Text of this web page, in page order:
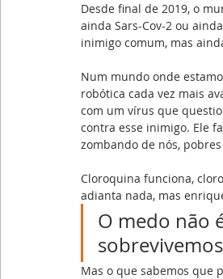
Reforma Trabalhista
Outsourcing English
Desde final de 2019, o
ainda Sars-Cov-2 ou
inimigo comum, mas
Num mundo onde
robótica cada vez mais
com um vírus que
contra esse inimigo. Ele
zombando de nós,
Cloroquina funciona,
adianta nada, mas
O medo não
Mas o que sabemos que